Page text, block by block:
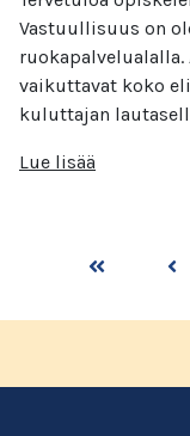
Vastuullisuus on
vaikuttavat koko
kuluttajan
Lue lisää